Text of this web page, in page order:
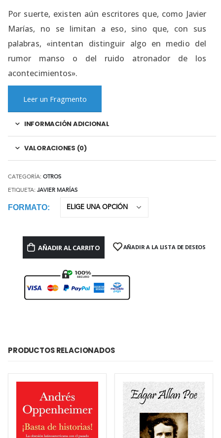
Por suerte, existen aún escritores que, como Javier
Marías, no se limitan a eso, sino que, con sus
palabras, «intentan distinguir algo en medio del
rumor manso o del ruido atronador de los
acontecimientos».
Leer un Fragmento
INFORMACIÓN ADICIONAL
VALORACIONES (0)
CATEGORÍA: OTROS
ETIQUETA: JAVIER MARÍAS
FORMATO
AÑADIR AL CARRITO AÑADIR A LA LISTA DE DESEOS
PRODUCTOS RELACIONADOS